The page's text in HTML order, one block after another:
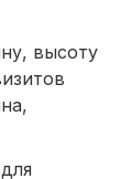
высоту